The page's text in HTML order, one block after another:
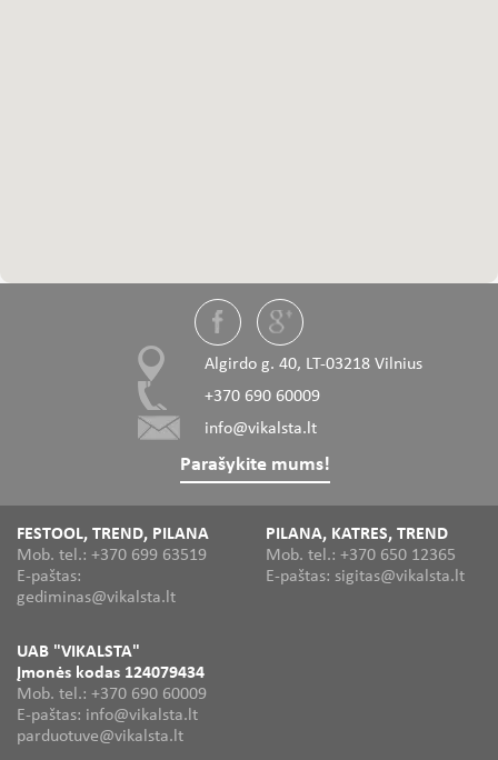
Algirdo g. 40, LT-03218 Vilnius
+370 690 60009
info@vikalsta.lt
Parašykite mums!
FESTOOL, TREND, PILANA
Mob. tel.: +370 699 63519
E-paštas:
gediminas@vikalsta.lt
PILANA, KATRES, TREND
Mob. tel.: +370 650 12365
E-paštas: sigitas@vikalsta.lt
UAB "VIKALSTA"
Įmonės kodas 124079434
Mob. tel.: +370 690 60009
E-paštas: info@vikalsta.lt
parduotuve@vikalsta.lt